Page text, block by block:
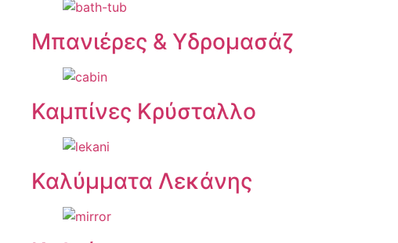
Μπανιέρες & Υδρομασάζ
Καμπίνες Κρύσταλλο
Καλύμματα Λεκάνης